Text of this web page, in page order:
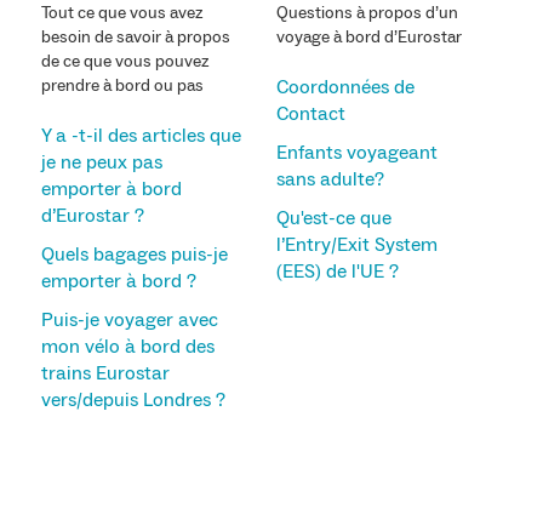
Tout ce que vous avez
besoin de savoir à propos
de ce que vous pouvez
prendre à bord ou pas
Y a -t-il des articles que
je ne peux pas
emporter à bord
d’Eurostar ?
Quels bagages puis-je
emporter à bord ?
Puis-je voyager avec
mon vélo à bord des
trains Eurostar
vers/depuis Londres ?
Questions à propos d’un
voyage à bord d’Eurostar
Coordonnées de
Contact
Enfants voyageant
sans adulte?
Qu'est-ce que
l’Entry/Exit System
(EES) de l'UE ?